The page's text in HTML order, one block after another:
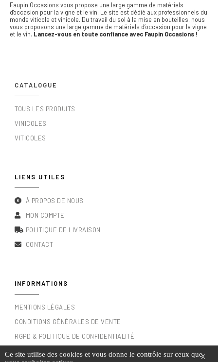
Faupin Occasions vous propose une large gamme de matériels
d'occasion pour la vigne et le vin. Le site est dédié aux professionnels du
monde viticole et vinicole. Du travail du sol à la mise en bouteilles, nous
vous proposons une large gamme de matériels d’occasion pour la vigne
et le vin. Lancez-vous en toute confiance avec Faupin Occasions !
CATALOGUE
TOUS LES PRODUITS
VINICOLES
VITICOLES
LIENS UTILES
À PROPOS DE NOUS
MON COMPTE
POLITIQUE DE LIVRAISON
CONTACT
INFORMATIONS
MENTIONS LÉGALES
CONDITIONS GÉNÉRALES DE VENTE
RGPD & POLITIQUE DE CONFIDENTIALITÉ
X
Ce site utilise des cookies et vous donne le contrôle sur ceux que